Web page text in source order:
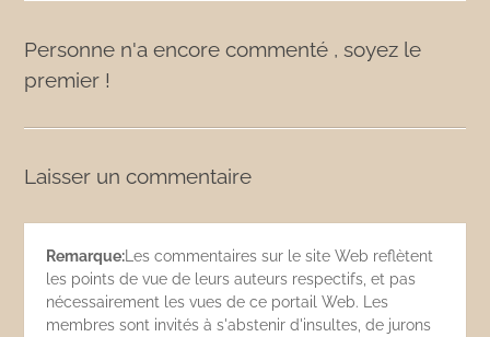
Personne n'a encore commenté , soyez le
premier !
Laisser un commentaire
Remarque:Les commentaires sur le site Web reflètent
les points de vue de leurs auteurs respectifs, et pas
nécessairement les vues de ce portail Web. Les
membres sont invités à s'abstenir d'insultes, de jurons